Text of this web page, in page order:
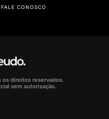
FALE CONOSCO
direitos reservados.
sem autorização.